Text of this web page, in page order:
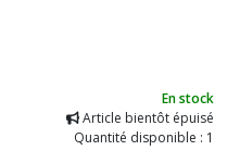
En stock
Article bientôt épuisé
Quantité disponible : 1